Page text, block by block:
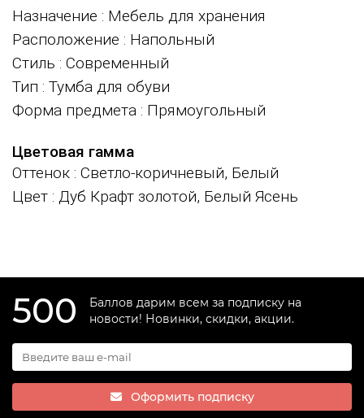
Назначение : Мебель для хранения
Расположение : Напольный
Стиль : Современный
Тип : Тумба для обуви
Форма предмета : Прямоугольный
Цветовая гамма
Оттенок : Светло-коричневый, Белый
Цвет : Дуб Крафт золотой, Белый Ясень
500
Баллов дарим всем за подписку на
новости! Новинки, скидки, акции.
Оформить подписку